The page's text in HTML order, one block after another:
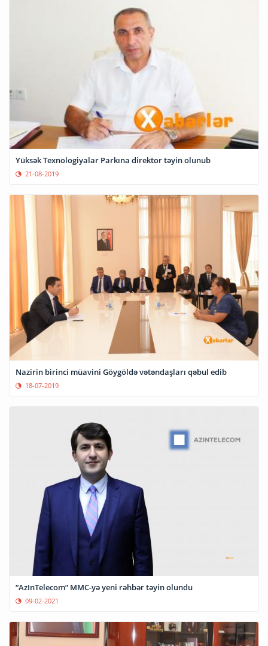
Yüksək Texnologiyalar Parkına direktor təyin olunub
21-08-2019
Nazirin birinci müavini Göygöldə vətəndaşları qəbul edib
18-07-2019
“AzInTelecom” MMC-yə yeni rəhbər təyin olundu
09-02-2021